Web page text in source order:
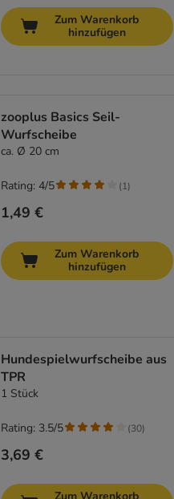
Zum Warenkorb
hinzufügen
zooplus Basics Seil-
Wurfscheibe
ca. Ø 20 cm
1,49 €
Rating: 4/5 (1)
Zum Warenkorb
hinzufügen
Hundespielwurfscheibe aus
TPR
1 Stück
3,69 €
Rating: 3.5/5 (30)